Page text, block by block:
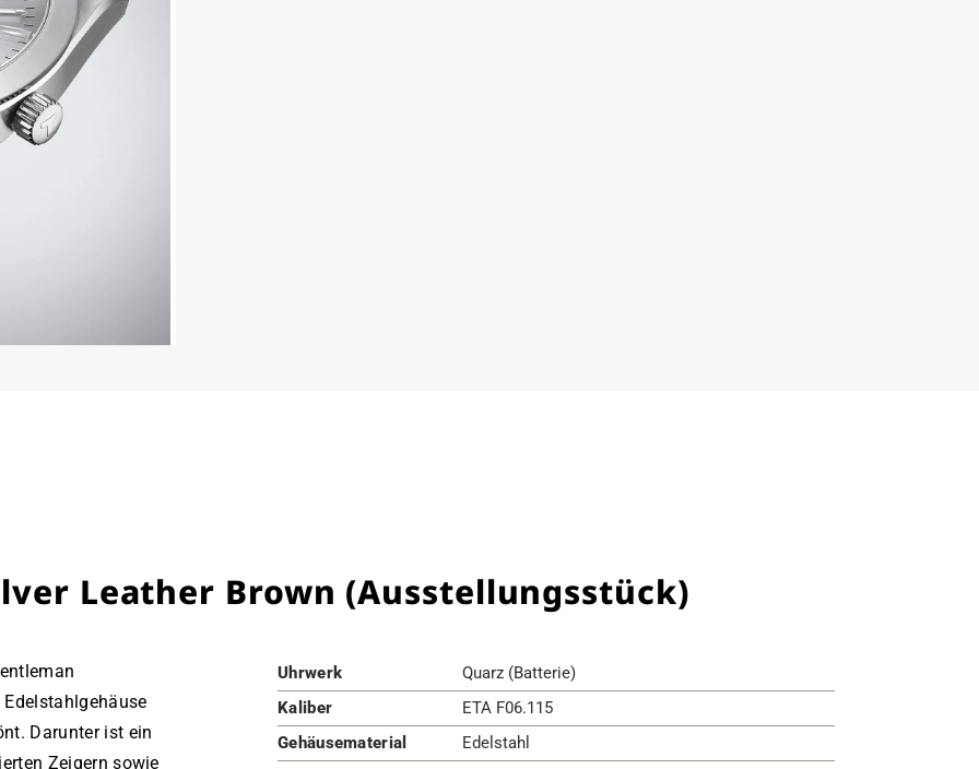
Leather Brown (Ausstellungsstück)
Darunter ist ein
Zeigern sowie
Uhrwerk
Quarz (Batterie)
Kaliber
ETA F06.115
Gehäusematerial
Edelstahl